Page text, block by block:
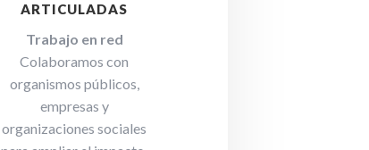
ARTICULADAS
Trabajo en red
Colaboramos con
organismos públicos,
empresas y
organizaciones sociales